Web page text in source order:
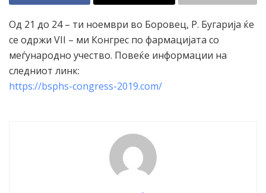
Од 21 до 24 – ти ноември во Боровец, Р. Бугарија ќе
се одржи VII – ми Конгрес по фармацијата со
меѓународно учество. Повеќе информации на
следниот линк:
https://bsphs-congress-2019.com/